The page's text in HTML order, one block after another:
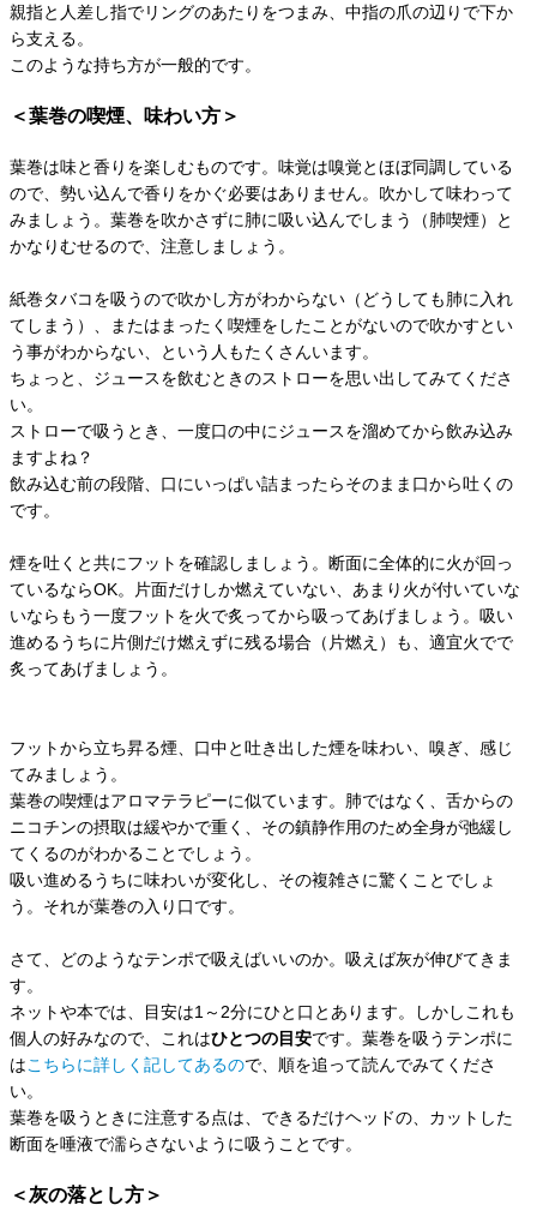
親指と人差し指でリングのあたりをつまみ、中指の爪の辺りで下か
ら支える。
このような持ち方が一般的です。
＜葉巻の喫煙、味わい方＞
葉巻は味と香りを楽しむものです。味覚は嗅覚とほぼ同調している
ので、勢い込んで香りをかぐ必要はありません。吹かして味わって
みましょう。葉巻を吹かさずに肺に吸い込んでしまう（肺喫煙）と
かなりむせるので、注意しましょう。
紙巻タバコを吸うので吹かし方がわからない（どうしても肺に入れ
てしまう）、またはまったく喫煙をしたことがないので吹かすとい
う事がわからない、という人もたくさんいます。
ちょっと、ジュースを飲むときのストローを思い出してみてくださ
い。
ストローで吸うとき、一度口の中にジュースを溜めてから飲み込み
ますよね？
飲み込む前の段階、口にいっぱい詰まったらそのまま口から吐くの
です。
煙を吐くと共にフットを確認しましょう。断面に全体的に火が回っ
ているならOK。片面だけしか燃えていない、あまり火が付いていな
いならもう一度フットを火で炙ってから吸ってあげましょう。吸い
進めるうちに片側だけ燃えずに残る場合（片燃え）も、適宜火でで
炙ってあげましょう。
フットから立ち昇る煙、口中と吐き出した煙を味わい、嗅ぎ、感じ
てみましょう。
葉巻の喫煙はアロマテラピーに似ています。肺ではなく、舌からの
ニコチンの摂取は緩やかで重く、その鎮静作用のため全身が弛緩し
てくるのがわかることでしょう。
吸い進めるうちに味わいが変化し、その複雑さに驚くことでしょ
う。それが葉巻の入り口です。
さて、どのようなテンポで吸えばいいのか。吸えば灰が伸びてきま
す。
ネットや本では、目安は1～2分にひと口とあります。しかしこれも
個人の好みなので、これはひとつの目安です。葉巻を吸うテンポに
はこちらに詳しく記してあるので、順を追って読んでみてくださ
い。
葉巻を吸うときに注意する点は、できるだけヘッドの、カットした
断面を唾液で濡らさないように吸うことです。
＜灰の落とし方＞